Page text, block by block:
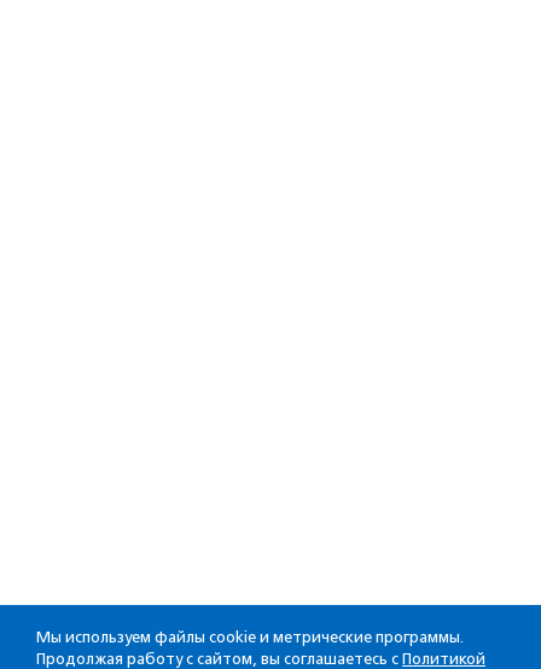
Мы используем файлы cookie и метрические программы.
Продолжая работу с сайтом, вы соглашаетесь с Политикой